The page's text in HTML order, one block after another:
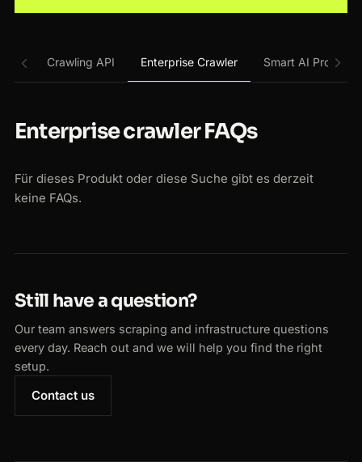
Crawling API Enterprise Crawler Smart AI Proxy
Enterprise crawler FAQs
Für dieses Produkt oder diese Suche gibt es derzeit
keine FAQs.
Still have a question?
Our team answers scraping and infrastructure questions
every day. Reach out and we will help you find the right
setup.
Contact us